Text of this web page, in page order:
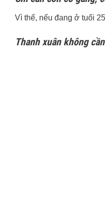
Vì thế, nếu đang ở tuổi
Thanh xuân không